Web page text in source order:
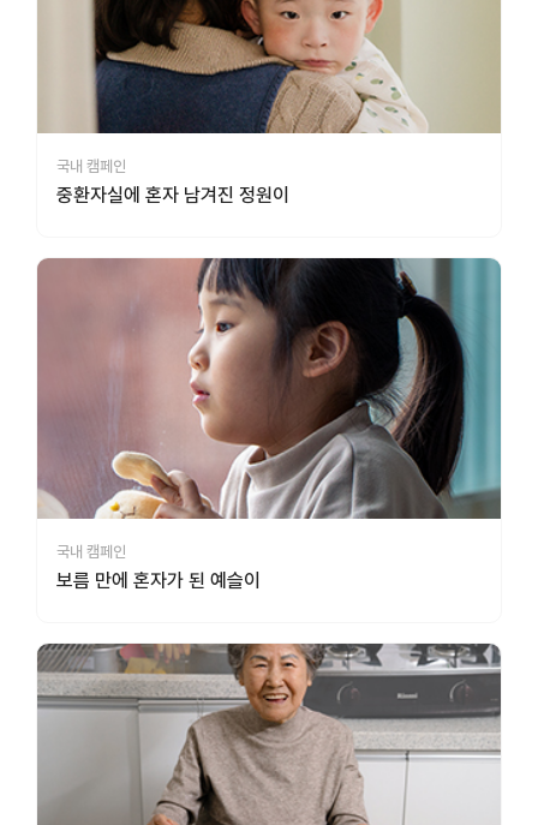
국내 캠페인
중환자실에 혼자 남겨진 정원이
국내 캠페인
보름 만에 혼자가 된 예슬이